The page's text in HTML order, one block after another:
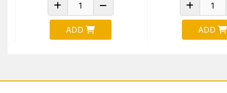
ADD
ADD